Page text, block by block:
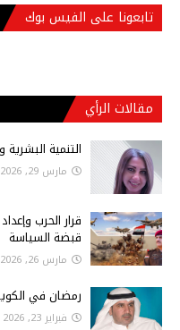
تابعونا على الفيس بوك
مقالات الرأي
التنمية
مارس 29, 2026
قرار الحرب
قبضة السياسة
مارس 26, 2026
رمضان في
فبراير 23, 2026